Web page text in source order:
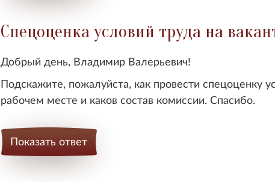
Спецоценка условий труда на
Добрый день, Владимир Валерьевич!
Подскажите, пожалуйста, как провести спецоценку
рабочем месте и каков состав комиссии. Спасибо.
Показать ответ